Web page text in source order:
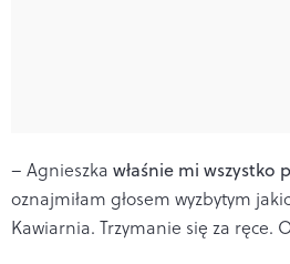
– Agnieszka właśnie mi wszystko
oznajmiłam głosem wyzbytym
Kawiarnia. Trzymanie się za ręce.